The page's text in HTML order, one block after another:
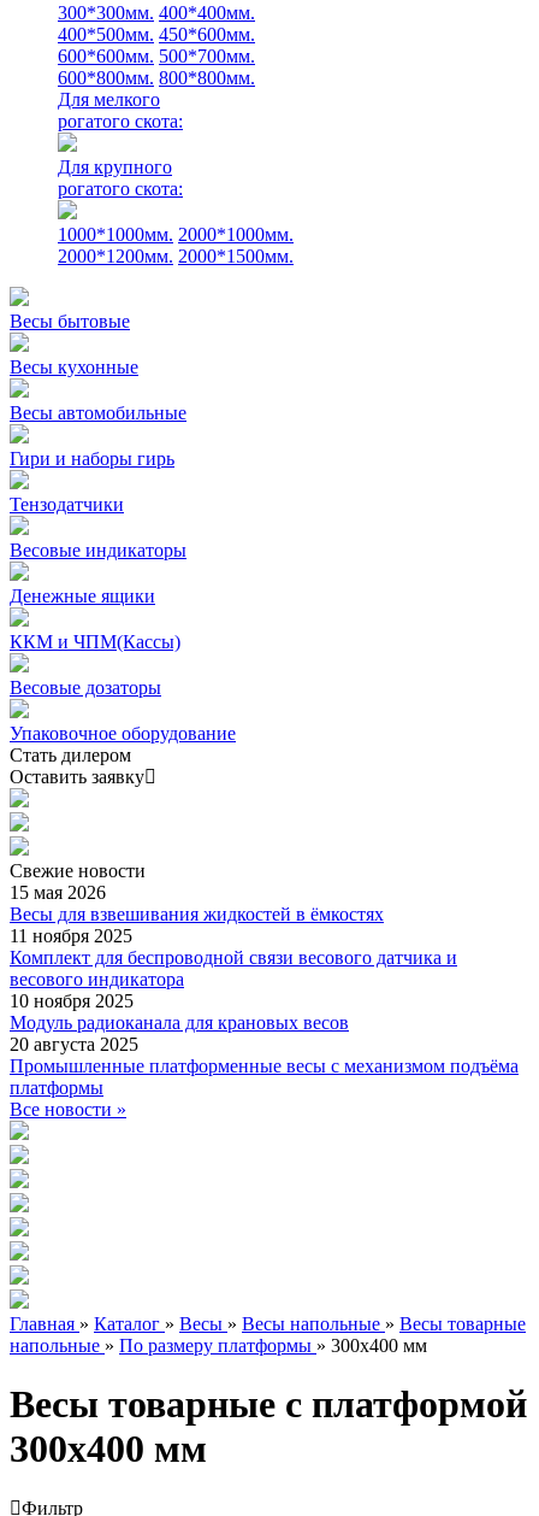
300*300мм. 400*400мм.
400*500мм. 450*600мм.
600*600мм. 500*700мм.
600*800мм. 800*800мм.
Для мелкого
рогатого скота:
Для крупного
рогатого скота:
1000*1000мм. 2000*1000мм.
2000*1200мм. 2000*1500мм.
Весы бытовые
Весы кухонные
Весы автомобильные
Гири и наборы гирь
Тензодатчики
Весовые индикаторы
Денежные ящики
ККМ и ЧПМ(Кассы)
Весовые дозаторы
Упаковочное оборудование
Стать дилером
Оставить заявку
Свежие новости
15 мая 2026
Весы для взвешивания жидкостей в ёмкостях
11 ноября 2025
Комплект для беспроводной связи весового датчика и
весового индикатора
10 ноября 2025
Модуль радиоканала для крановых весов
20 августа 2025
Промышленные платформенные весы с механизмом подъёма
платформы
Все новости »
Главная » Каталог » Весы » Весы напольные » Весы товарные
напольные » По размеру платформы » 300х400 мм
Весы товарные с платформой
300х400 мм
Фильтр